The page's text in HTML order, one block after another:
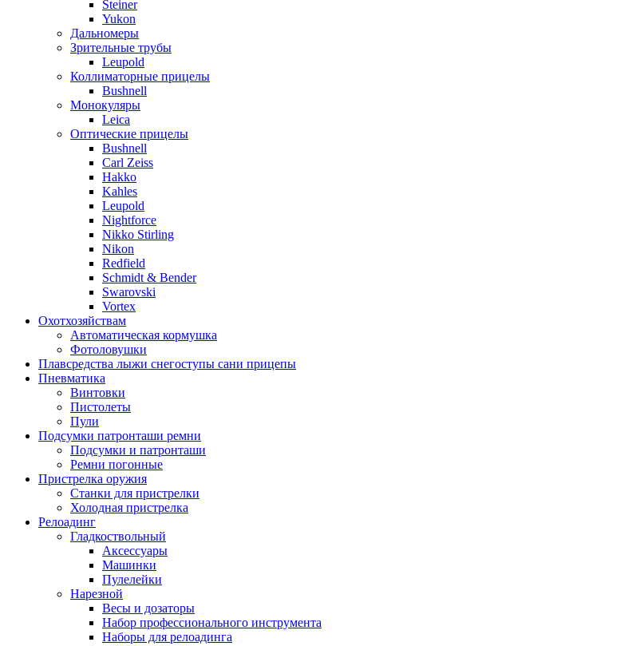
Steiner
Yukon
Дальномеры
Зрительные трубы
Leupold
Коллиматорные прицелы
Bushnell
Монокуляры
Leica
Оптические прицелы
Bushnell
Carl Zeiss
Hakko
Kahles
Leupold
Nightforce
Nikko Stirling
Nikon
Redfield
Schmidt & Bender
Swarovski
Vortex
Охотхозяйствам
Автоматическая кормушка
Фотоловушки
Плавсредства лыжи снегоступы сани прицепы
Пневматика
Винтовки
Пистолеты
Пули
Подсумки патронташи ремни
Подсумки и патронташи
Ремни погонные
Пристрелка оружия
Станки для пристрелки
Холодная пристрелка
Релоадинг
Гладкоствольный
Аксессуары
Машинки
Пулелейки
Нарезной
Весы и дозаторы
Набор профессионального инструмента
Наборы для релоадинга